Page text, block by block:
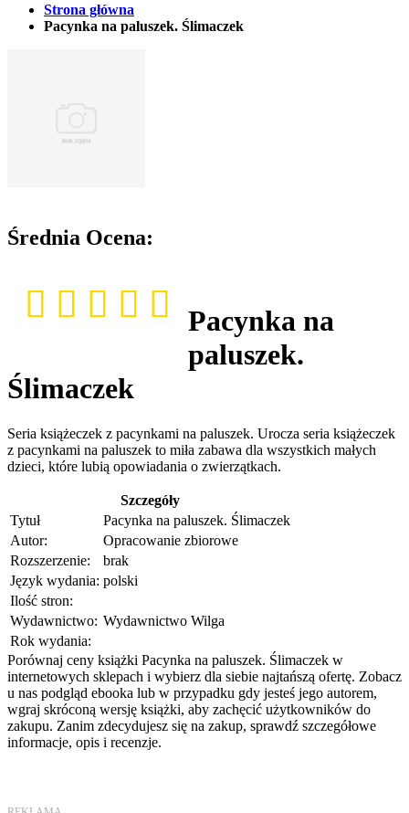
Strona główna
Pacynka na paluszek. Ślimaczek
Średnia Ocena:
Pacynka na
paluszek.
Ślimaczek
Seria książeczek z pacynkami na paluszek. Urocza seria książeczek
z pacynkami na paluszek to miła zabawa dla wszystkich małych
dzieci, które lubią opowiadania o zwierzątkach.
Szczegóły
Tytuł
Pacynka na paluszek. Ślimaczek
Autor:
Opracowanie zbiorowe
Rozszerzenie:
brak
Język wydania: polski
Ilość stron:
Wydawnictwo: Wydawnictwo Wilga
Rok wydania:
Porównaj ceny książki Pacynka na paluszek. Ślimaczek w
internetowych sklepach i wybierz dla siebie najtańszą ofertę. Zobacz
u nas podgląd ebooka lub w przypadku gdy jesteś jego autorem,
wgraj skróconą wersję książki, aby zachęcić użytkowników do
zakupu. Zanim zdecydujesz się na zakup, sprawdź szczegółowe
informacje, opis i recenzje.